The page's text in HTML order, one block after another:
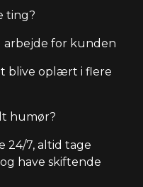
ting?
arbejde for kunden
blive oplært i flere
humør?
24/7, altid tage
have skiftende